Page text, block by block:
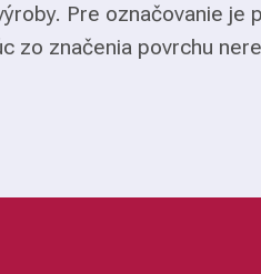
Pre označovanie je
zo značenia povrchu